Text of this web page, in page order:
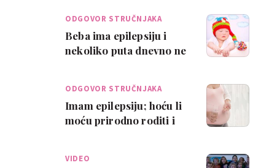
ODGOVOR STRUČNJAKA
Beba ima epilepsiju i
nekoliko puta dnevno ne
ODGOVOR STRUČNJAKA
Imam epilepsiju; hoću li
moću prirodno roditi i
VIDEO